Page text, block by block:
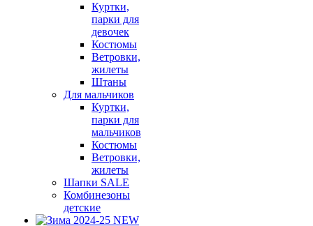
Куртки,
парки для
девочек
Костюмы
Ветровки,
жилеты
Штаны
Для мальчиков
Куртки,
парки для
мальчиков
Костюмы
Ветровки,
жилеты
Шапки SALE
Комбинезоны
детские